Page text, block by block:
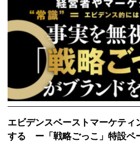
エビデンスベーストマーケティ
する ー「戦略ごっこ」特設ペ